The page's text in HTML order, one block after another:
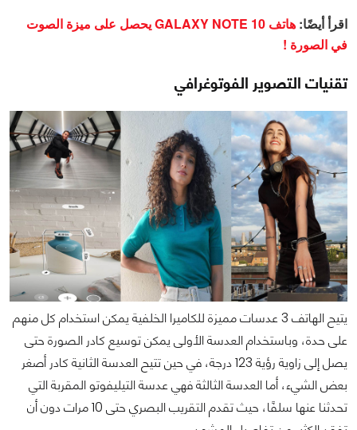
اقرأ أيضًا:
هاتف GALAXY NOTE 10 يحصل على ميزة الصوت
في الصورة !
تقنيات التصوير الفوتوغرافي
يتيح الهاتف 3 عدسات مميزة للكاميرا الخلفية يمكن استخدام كل منهم
على حدة، وباستخدام العدسة الأولى يمكن توسيع كادر الصورة حتى
يصل إلى زاوية رؤية 123 درجة، في حين تتيح العدسة الثانية كادر أصغر
بعض الشيء، أما العدسة الثالثة فهي عدسة التيليفوتو المقربة التي
تحدثنا عنها سلفًا، حيث تقدم التقريب البصري حتى 10 مرات دون أن